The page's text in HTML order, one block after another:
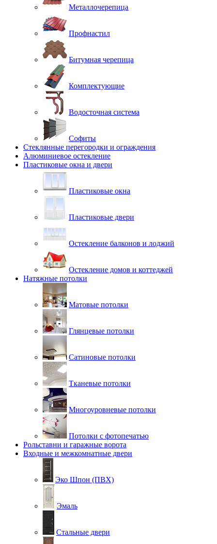
Металлочерепица
Профнастил
Битумная черепица
Комплектующие
Водосточная система
Софиты
Стеклянные перегородки и ограждения
Алюминиевое остекление
Пластиковые окна и двери
Пластиковые окна
Пластиковые двери
Остекление балконов и лоджий
Остекление домов и коттеджей
Натяжные потолки
Матовые потолки
Глянцевые потолки
Сатиновые потолки
Тканевые потолки
Многоуровневые потолки
Потолки с фотопечатью
Рольставни и гаражные ворота
Входные и межкомнатные двери
Эко Шпон (ПВХ)
Эмаль
Стальные двери